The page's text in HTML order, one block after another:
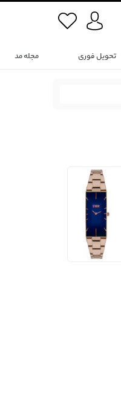
تحویل فوری مجله مد